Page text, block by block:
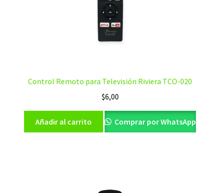
Control Remoto para Televisión Riviera TCO-020
$6,00
Añadir al carrito Comprar por WhatsApp